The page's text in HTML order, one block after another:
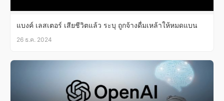
แบงค์ เลสเตอร์ เสียชีวิตแล้ว ระบุ ถูกจ้างดื่มเหล้าให้หมดแบน
26 ธ.ค. 2024